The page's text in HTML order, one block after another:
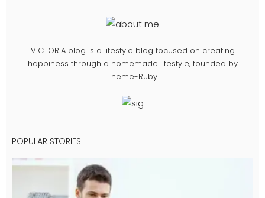
VICTORIA blog is a lifestyle blog focused on creating
happiness through a homemade lifestyle, founded by
Theme-Ruby.
POPULAR STORIES